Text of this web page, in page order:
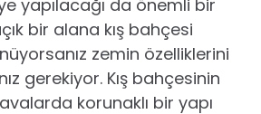
yapılacağı da önemli bir
bir alana kış bahçesi
zemin özelliklerini
gerekiyor. Kış bahçesinin
korunaklı bir yapı